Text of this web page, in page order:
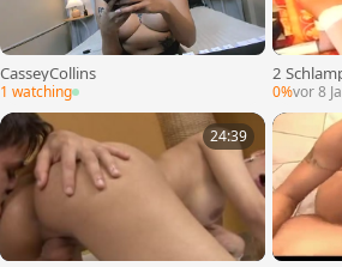
CasseyCollins
1 watching
2
0%vor 8
24:39